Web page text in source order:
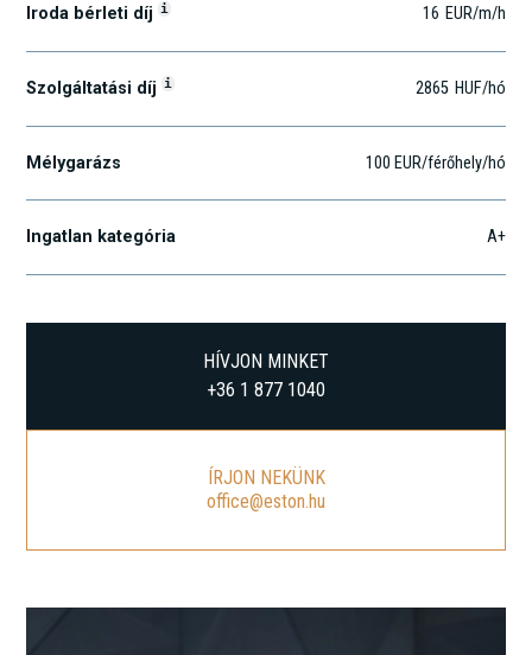
Iroda bérleti díj i 16 EUR/m/h
Szolgáltatási díj i 2865 HUF/hó
Mélygarázs 100 EUR/férőhely/hó
Ingatlan kategória A+
HÍVJON MINKET
+36 1 877 1040
ÍRJON NEKÜNK
office@eston.hu